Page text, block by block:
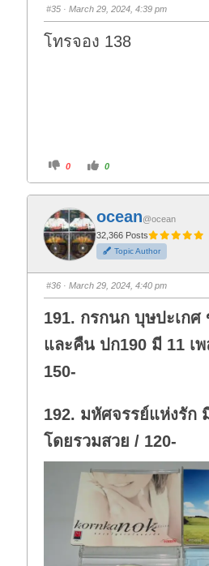
d
o
n
.
u
p
#35 · March 29, 2024, 4:39 pm
โทรจอง 138
C
i
f
o
r
t
h
u
m
d
o
n
.
0
C
i
o
t
h
u
m
u
p
0
ocean@ocean
32,366 Posts
Topic Author
#36 · March 29, 2024, 4:40 pm
191. กรกนก บุษปะเก
และคืน ปก190 มี 11 เ
150-
192. มหัศจรรย์แห่งรัก
โดยรวมสวย / 120-